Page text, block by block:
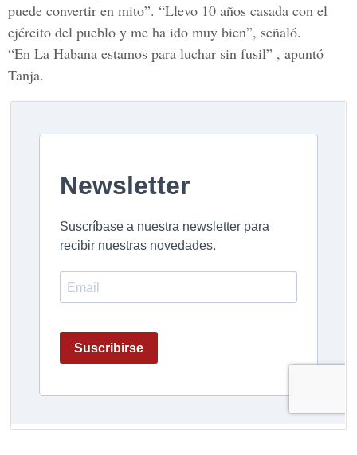
puede convertir en mito”. “Llevo 10 años casada con el
ejército del pueblo y me ha ido muy bien”, señaló.
“En La Habana estamos para luchar sin fusil” , apuntó
Tanja.